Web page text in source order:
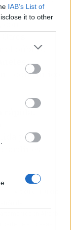
IAB’s List of
it to other
se
el público
toque único
rápida,
y de
jardines